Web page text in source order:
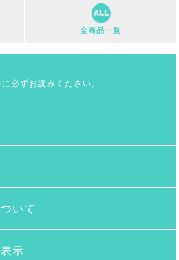
全商品一覧
必ずお読みください。
いて
示